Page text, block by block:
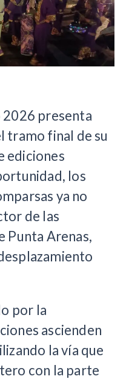
2026 presenta
tramo final de su
ediciones
los
ya no
de las
Punta Arenas,
por la
ascienden
la vía que
con la parte